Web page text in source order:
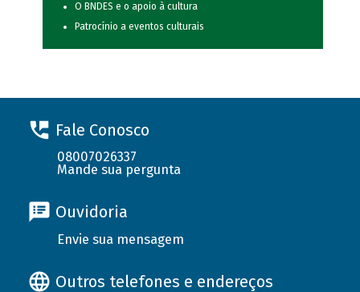
O BNDES e o apoio à cultura
Patrocínio a eventos culturais
Fale Conosco
08007026337
Mande sua pergunta
Ouvidoria
Envie sua mensagem
Outros telefones e endereços